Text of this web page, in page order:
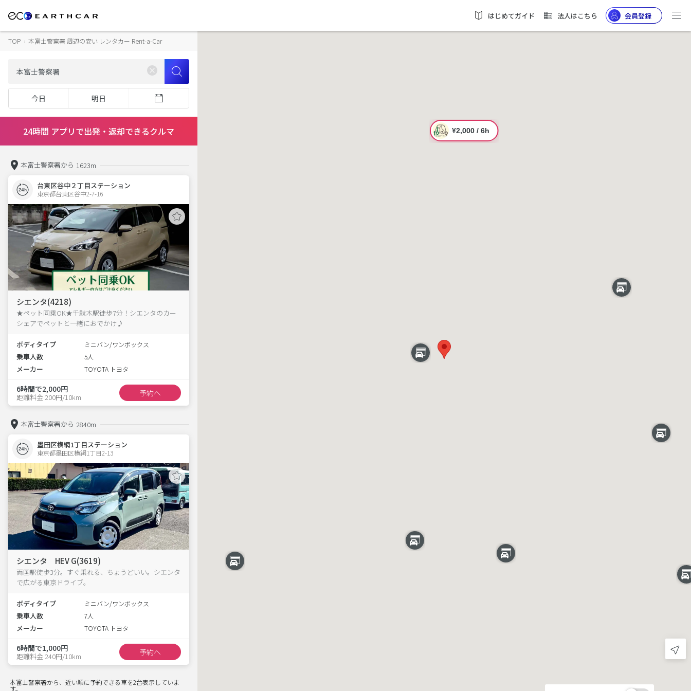
はじめてガイド 法人はこちら 会員登録
TOP › 本富士警察署 周辺の安い レンタカー Rent-a-Car
今日 明日
24時間 アプリで出発・返却できるクルマ
本富士警察署から 1623m
台東区谷中２丁目ステーション
東京都台東区谷中2-7-16
シエンタ(4218)
★ペット同乗OK★千駄木駅徒歩7分！シエンタのカー
シェアでペットと一緒におでかけ♪
ボディタイプ ミニバン/ワンボックス
乗車人数 5人
メーカー TOYOTA トヨタ
6時間で2,000円
距離料金 200円/10km 予約へ
本富士警察署から 2840m
墨田区横網1丁目ステーション
東京都墨田区横網1丁目2-13
シエンタ HEV G(3619)
両国駅徒歩3分。すぐ乗れる、ちょうどいい。シエンタ
で広がる東京ドライブ。
ボディタイプ ミニバン/ワンボックス
乗車人数 7人
メーカー TOYOTA トヨタ
6時間で1,000円
距離料金 240円/10km 予約へ
本富士警察署から、近い順に予約できる車を2台表示していま
す。